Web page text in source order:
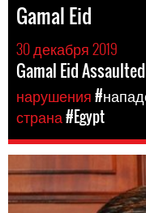
Gamal Eid
30 декабря 2019
Gamal Eid
нарушения
страна#Egypt